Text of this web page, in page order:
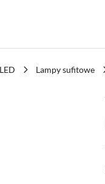
Lampy sufitowe